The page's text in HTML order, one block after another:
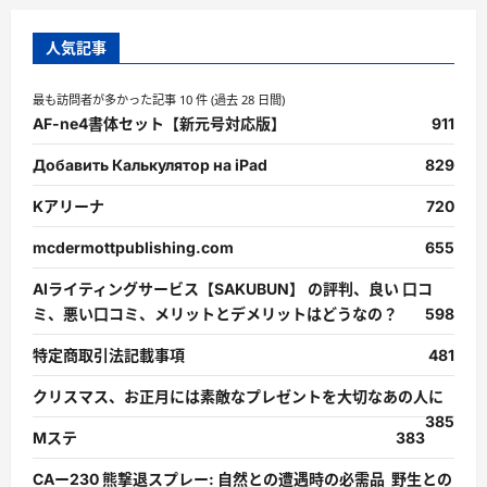
人気記事
最も訪問者が多かった記事 10 件 (過去 28 日間)
AF-ne4書体セット【新元号対応版】 911
Добавить Калькулятор на iPad 829
Kアリーナ 720
mcdermottpublishing.com 655
AIライティングサービス【SAKUBUN】 の評判、良い 口コ
ミ、悪い口コミ、メリットとデメリットはどうなの？
598
特定商取引法記載事項 481
クリスマス、お正月には素敵なプレゼントを大切なあの人に
385
Mステ
383
CAー230 熊撃退スプレー: 自然との遭遇時の必需品 野生との